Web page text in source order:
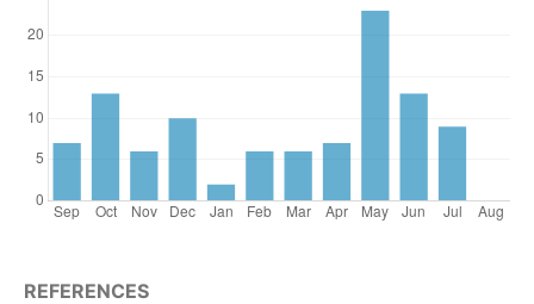
REFERENCES